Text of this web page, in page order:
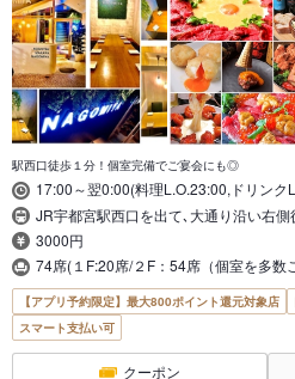
駅西口徒歩１分！個室完備でご宴会にも◎
17:00～翌0:00(料理L.O.23:00,ドリンク
JR宇都宮駅西口を出て､大通り沿い右側
3000円
74席(１F:20席/２F：54席（個室を多数
【アプリ予約限定】最大800ポイント還元対象店
スマート支払い可
クーポン